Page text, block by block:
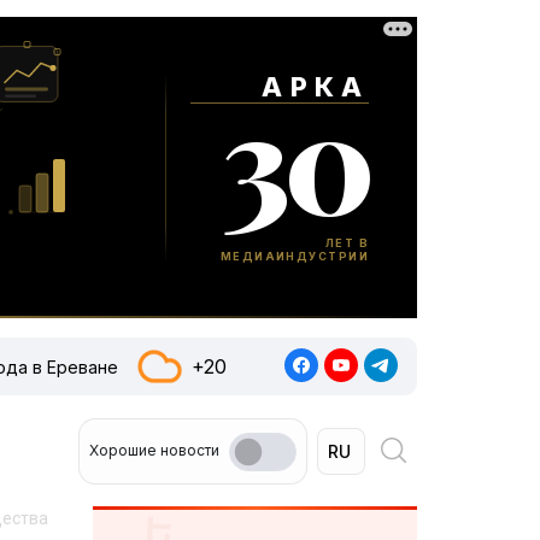
в Ереване +20
Хорошие новости